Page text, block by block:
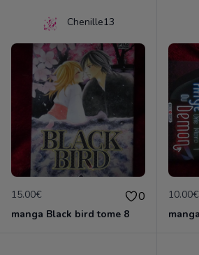
Chenille13
15.00€ 0
manga Black bird tome 8
10.00€